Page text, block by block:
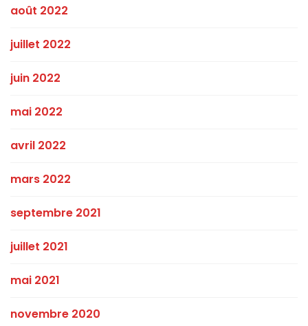
août 2022
juillet 2022
juin 2022
mai 2022
avril 2022
mars 2022
septembre 2021
juillet 2021
mai 2021
novembre 2020